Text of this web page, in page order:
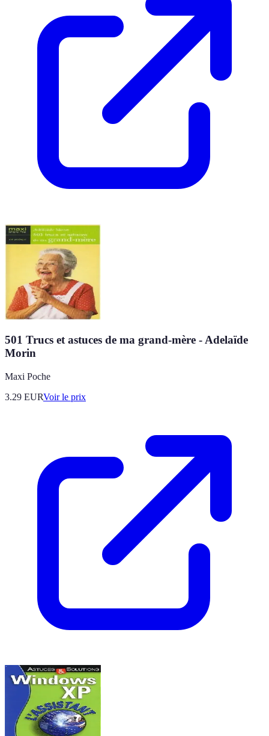
501 Trucs et astuces de ma grand-mère - Adelaïde
Morin
Maxi Poche
3.29 EURVoir le prix